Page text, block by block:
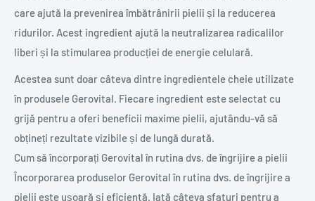
care ajută la prevenirea îmbătrânirii pielii și la reducerea
ridurilor. Acest ingredient ajută la neutralizarea radicalilor
liberi și la stimularea producției de energie celulară.
Acestea sunt doar câteva dintre ingredientele cheie utilizate
în produsele Gerovital. Fiecare ingredient este selectat cu
grijă pentru a oferi beneficii maxime pielii, ajutându-vă să
obțineți rezultate vizibile și de lungă durată.
Cum să încorporați Gerovital în rutina dvs. de îngrijire a pielii
Încorporarea produselor Gerovital în rutina dvs. de îngrijire a
pielii este ușoară și eficientă. Iată câteva sfaturi pentru a